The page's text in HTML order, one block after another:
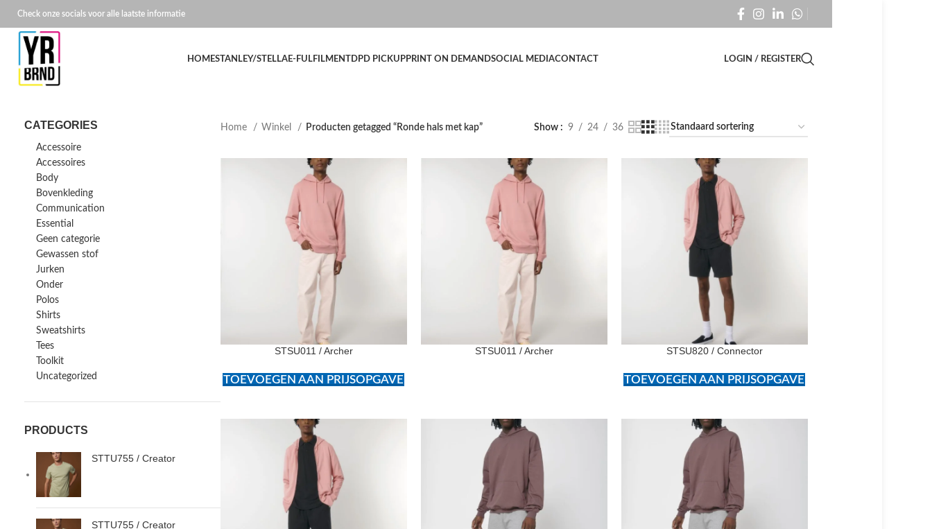
Check onze socials voor alle laatste informatie
HOMESTANLEY/STELLAE-FULFILMENT DPD PICKUPPRINT ON DEMANDSOCIAL MEDIACONTACT LOGIN / REGISTER
CATEGORIES
Accessoire
Accessoires
Body
Bovenkleding
Communication
Essential
Geen categorie
Gewassen stof
Jurken
Onder
Polos
Shirts
Sweatshirts
Tees
Toolkit
Uncategorized
PRODUCTS
STTU755 / Creator
STTU755 / Creator
Home Winkel Producten getagged “Ronde hals met kap” Show 9 24 36
STSU011 / Archer
TOEVOEGEN AAN PRIJSOPGAVE
STSU011 / Archer STSU820 / Connector
TOEVOEGEN AAN PRIJSOPGAVE